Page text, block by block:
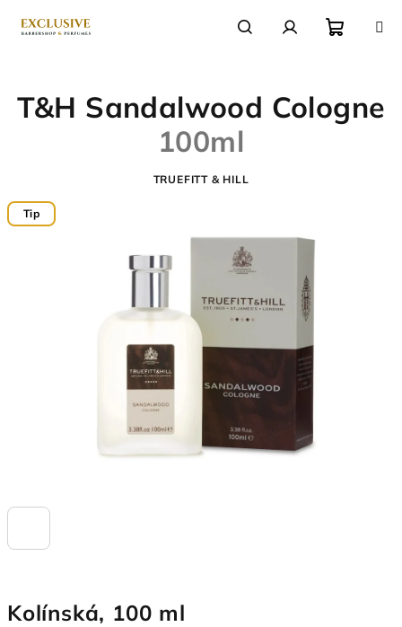
košík
Kolínská, 100 ml
T&H Sandalwood Cologne
100ml
TRUEFITT & HILL
Tip